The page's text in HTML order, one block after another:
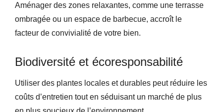
Aménager des zones relaxantes, comme une terrasse
ombragée ou un espace de barbecue, accroît le
facteur de convivialité de votre bien.
Biodiversité et écoresponsabilité
Utiliser des plantes locales et durables peut réduire les
coûts d’entretien tout en séduisant un marché de plus